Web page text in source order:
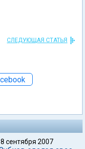
СЛЕДУЮЩАЯ СТАТЬЯ
сентября 2007